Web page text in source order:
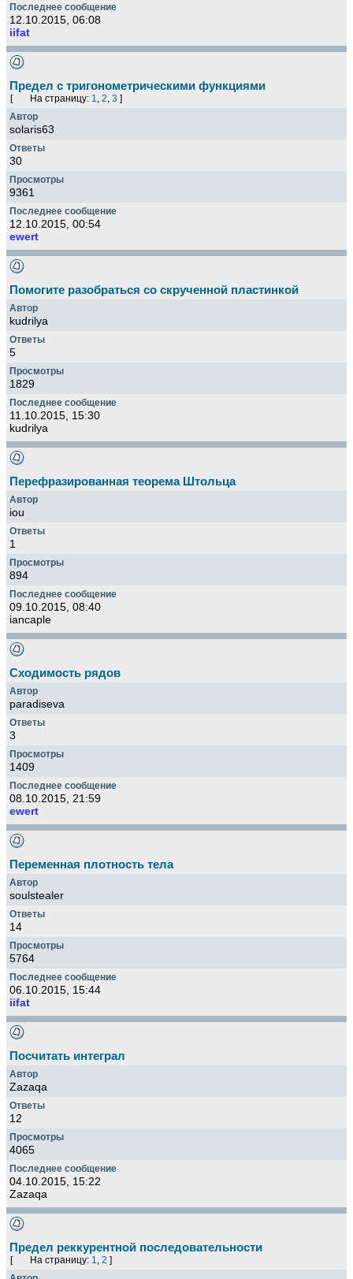
12.10.2015, 06:08
iifat
Предел с тригонометрическими функциями
[ На страницу: 1, 2, 3 ]
solaris63
30
9361
12.10.2015, 00:54
ewert
Помогите разобраться со скрученной пластинкой
kudrilya
5
1829
11.10.2015, 15:30
kudrilya
Перефразированная теорема Штольца
iou
1
894
09.10.2015, 08:40
iancaple
Сходимость рядов
paradiseva
3
1409
08.10.2015, 21:59
ewert
Переменная плотность тела
soulstealer
14
5764
06.10.2015, 15:44
iifat
Посчитать интеграл
Zazaqa
12
4065
04.10.2015, 15:22
Zazaqa
Предел реккурентной последовательности
[ На страницу: 1, 2 ]